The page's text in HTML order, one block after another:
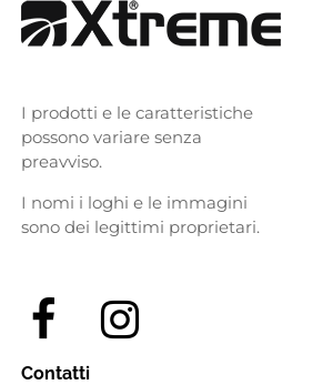
I prodotti e le caratteristiche
possono variare senza
preavviso.
I nomi i loghi e le immagini
sono dei legittimi proprietari.
Contatti